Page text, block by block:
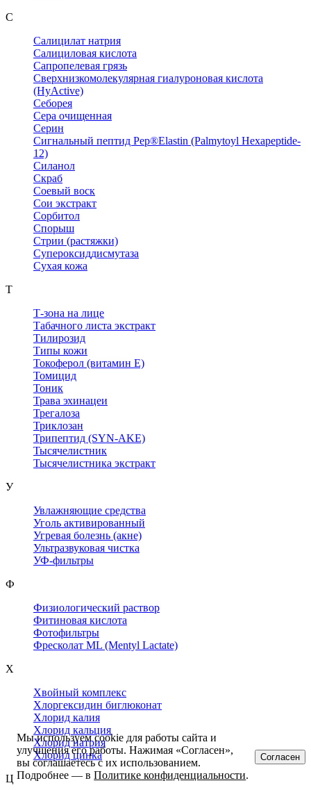
С
Салицилат натрия
Салициловая кислота
Сапропелевая грязь
Сверхнизкомолекулярная гиалуроновая кислота
(HyActive)
Себорея
Сера очищенная
Серин
Сигнальный пептид Pep®Elastin (Palmytoyl Hexapeptide-
12)
Силанол
Скраб
Соевый воск
Сои экстракт
Сорбитол
Спорыш
Стрии (растяжки)
Супероксиддисмутаза
Сухая кожа
Т
Т-зона на лице
Табачного листа экстракт
Тилирозид
Типы кожи
Токоферол (витамин Е)
Томицид
Тоник
Трава эхинацеи
Трегалоза
Триклозан
Трипептид (SYN-AKE)
Тысячелистник
Тысячелистника экстракт
У
Увлажняющие средства
Уголь активированный
Угревая болезнь (акне)
Ультразвуковая чистка
УФ-фильтры
Ф
Физиологический раствор
Фитиновая кислота
Фотофильтры
Фресколат ML (Mentyl Lactate)
Х
Хвойный комплекс
Хлоргексидин биглюконат
Хлорид калия
Хлорид кальция
Хлорид натрия
Хлорид цинка
Ц
Мы используем cookie для работы сайта и
улучшения его работы. Нажимая «Согласен»,
вы соглашаетесь с их использованием.
Подробнее — вПолитике конфиденциальности.
Согласен